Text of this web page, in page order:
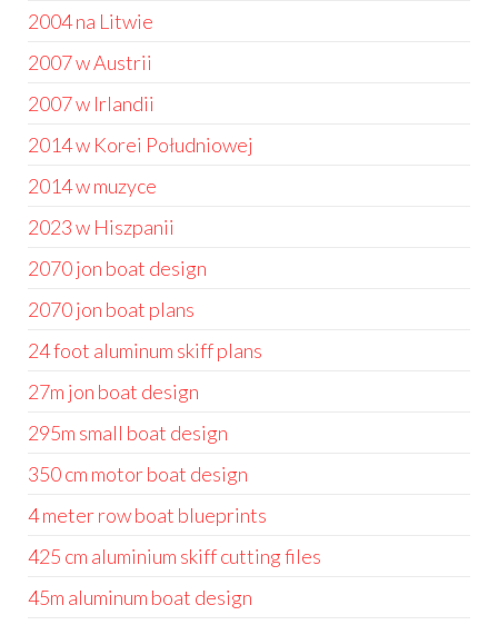
2004 na Litwie
2007 w Austrii
2007 w Irlandii
2014 w Korei Południowej
2014 w muzyce
2023 w Hiszpanii
2070 jon boat design
2070 jon boat plans
24 foot aluminum skiff plans
27m jon boat design
295m small boat design
350 cm motor boat design
4 meter row boat blueprints
425 cm aluminium skiff cutting files
45m aluminum boat design